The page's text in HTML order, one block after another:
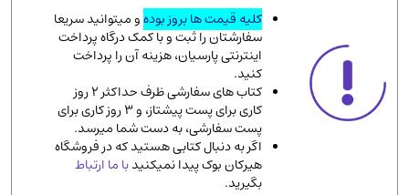
فلسفه و جامعه شناسی(151)
ادبیات و شعر
ادیان و مذاهب
دانشگاهی و آموزشی
اقتصادی، بازاریابی و مالی(56)
کلیه قیمت ها بروز بودهو میتوانید سریعا
سفارشتان را ثبت و با کمک درگاه پرداخت
اینترنتی پارسیان، هزینه آن را پرداخت
کنید.
کتاب های سفارشی ظرف حداکثر 2 روز
کاری برای پست پیشتاز، و 3 روز کاری برای
پست سفارشی، به دست شما میرسد.
اگر به دنبال کتابی هستید که در فروشگاه
هیرکان بوک پیدا نمیکنیدبا ما ارتباط
بگیرید.